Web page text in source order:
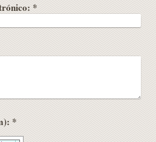
*
Captcha (código antispam): *